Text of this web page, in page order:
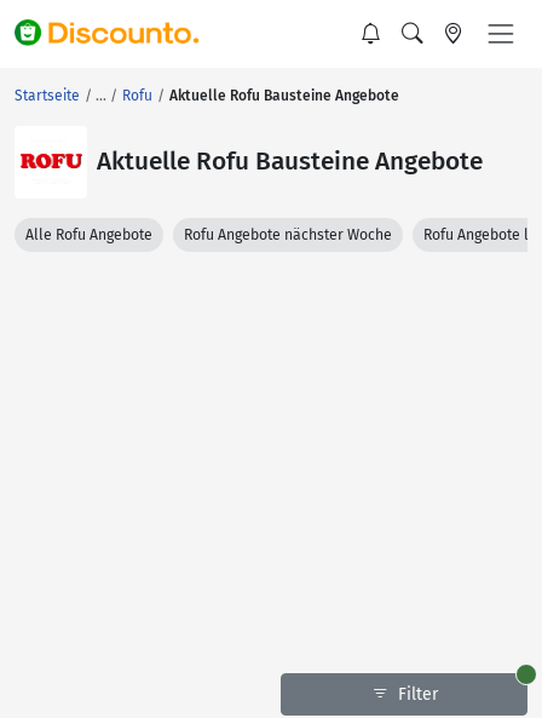
Startseite Rofu Aktuelle Rofu Bausteine Angebote
Aktuelle Rofu Bausteine Angebote
Alle Rofu Angebote Rofu Angebote nächster Woche Rofu Angebote
Filter